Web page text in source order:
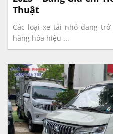
Thuật
Các loại xe tải nhỏ đang
hàng hóa hiệu ...